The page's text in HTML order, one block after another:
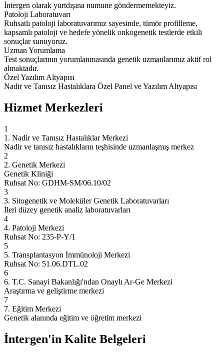
İntergen olarak yurtdışına numune göndermemekteyiz.
Patoloji Laboratuvarı
Ruhsatlı patoloji laboratuvarımız sayesinde, tümör profilleme,
kapsamlı patoloji ve hedefe yönelik onkogenetik testlerde etkili
sonuçlar sunuyoruz.
Uzman Yorumlama
Test sonuçlarının yorumlanmasında genetik uzmanlarımız aktif rol
almaktadır.
Özel Yazılım Altyapısı
Nadir ve Tanısız Hastalıklara Özel Panel ve Yazılım Altyapısı
Hizmet Merkezleri
1
1. Nadir ve Tanısız Hastalıklar Merkezi
Nadir ve tanısız hastalıkların teşhisinde uzmanlaşmış merkez
2
2. Genetik Merkezi
Genetik Kliniği
Ruhsat No: GDHM-SM/06.10/02
3
3. Sitogenetik ve Moleküler Genetik Laboratuvarları
İleri düzey genetik analiz laboratuvarları
4
4. Patoloji Merkezi
Ruhsat No: 235-P-Y/1
5
5. Transplantasyon İmmünoloji Merkezi
Ruhsat No: 51.06.DTL.02
6
6. T.C. Sanayi Bakanlığı'ndan Onaylı Ar-Ge Merkezi
Araştırma ve geliştirme merkezi
7
7. Eğitim Merkezi
Genetik alanında eğitim ve öğretim merkezi
İntergen'in Kalite Belgeleri